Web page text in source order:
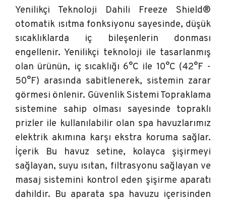
Yenilikçi Teknoloji Dahili Freeze Shield®
otomatik ısıtma fonksiyonu sayesinde, düşük
sıcaklıklarda iç bileşenlerin donması
engellenir. Yenilikçi teknoloji ile tasarlanmış
olan ürünün, iç sıcaklığı 6°C ile 10°C (42°F -
50°F) arasında sabitlenerek, sistemin zarar
görmesi önlenir. Güvenlik Sistemi Topraklama
sistemine sahip olması sayesinde topraklı
prizler ile kullanılabilir olan spa havuzlarımız
elektrik akımına karşı ekstra koruma sağlar.
İçerik Bu havuz setine, kolayca şişirmeyi
sağlayan, suyu ısıtan, filtrasyonu sağlayan ve
masaj sistemini kontrol eden şişirme aparatı
dahildir. Bu aparata spa havuzu içerisinden